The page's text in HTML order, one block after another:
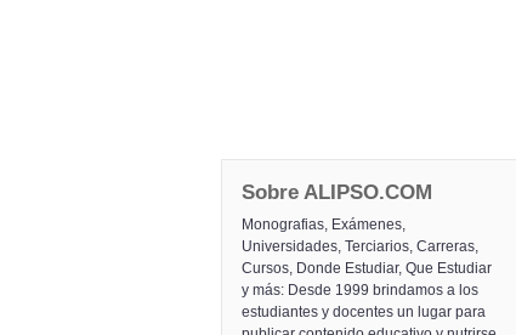
Sobre ALIPSO.COM
Monografias, Exámenes,
Universidades, Terciarios, Carreras,
Cursos, Donde Estudiar, Que Estudiar
y más: Desde 1999 brindamos a los
estudiantes y docentes un lugar para